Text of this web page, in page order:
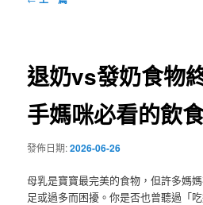
退奶vs發奶食物
手媽咪必看的飲
發佈日期:2026-06-26
母乳是寶寶最完美的食物，但許多媽
足或過多而困擾。你是否也曾聽過「